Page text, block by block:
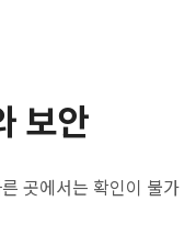
보안
곳에서는 확인이 불가